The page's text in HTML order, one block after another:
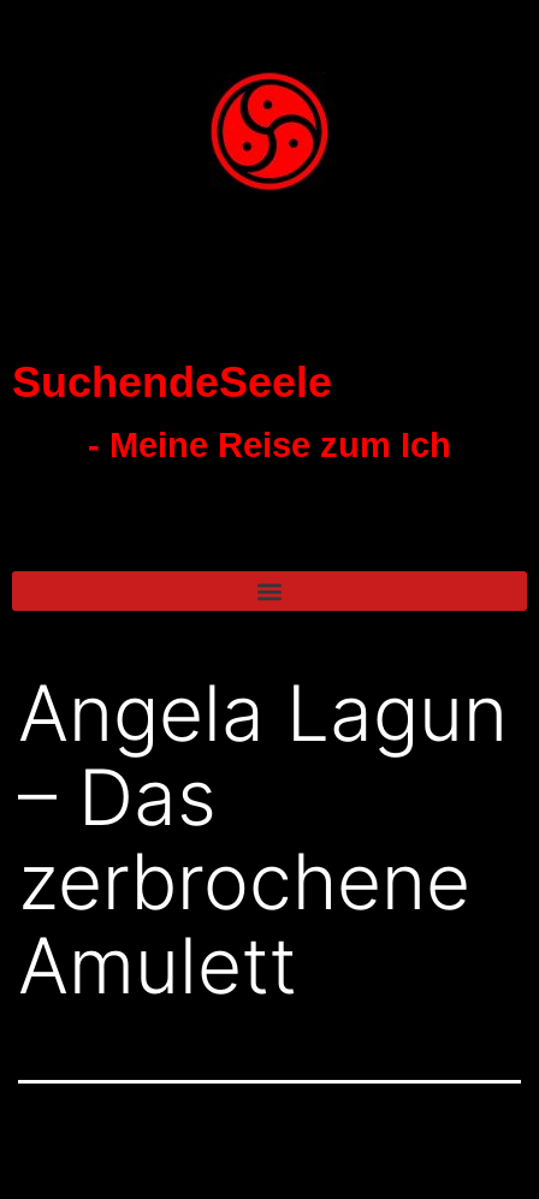
SuchendeSeele
- Meine Reise zum Ich
Angela Lagun
– Das
zerbrochene
Amulett